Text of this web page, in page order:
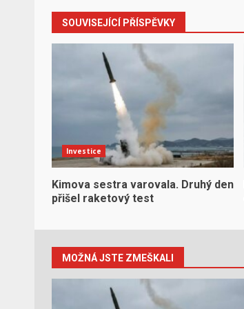
SOUVISEJÍCÍ PŘÍSPĚVKY
Investice
Kimova sestra varovala. Druhý den
přišel raketový test
MOŽNÁ JSTE ZMEŠKALI